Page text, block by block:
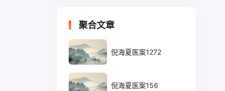
聚合文章
倪海夏医案1272
倪海夏医案156